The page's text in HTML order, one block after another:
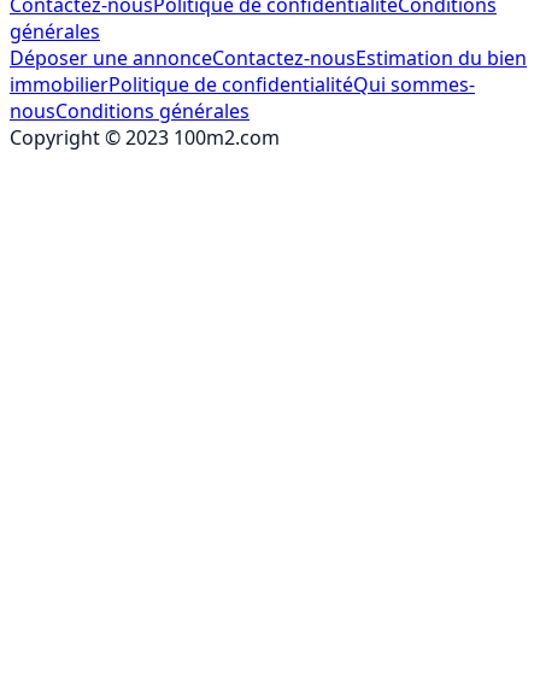
générales
Déposer une annonceContactez-nousEstimation du bien
immobilierPolitique de confidentialitéQui sommes-
nousConditions générales
Copyright © 2023 100m2.com